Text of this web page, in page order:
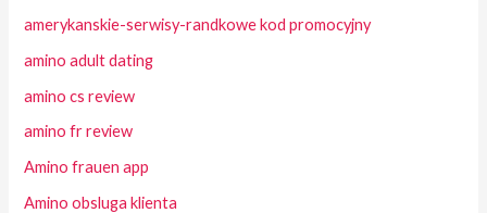
amerykanskie-serwisy-randkowe kod promocyjny
amino adult dating
amino cs review
amino fr review
Amino frauen app
Amino obsluga klienta